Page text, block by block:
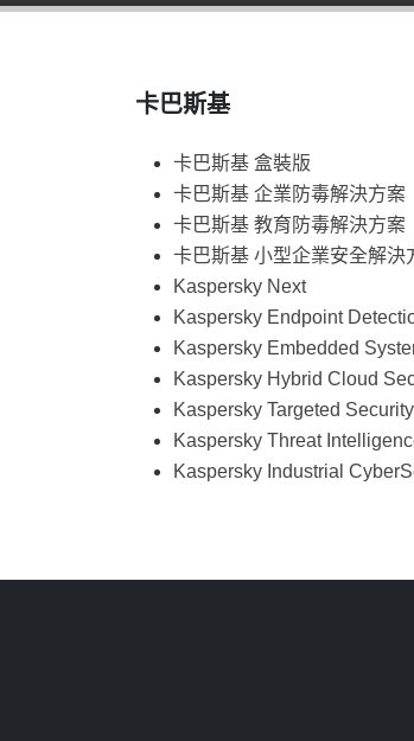
卡巴斯基
卡巴斯基 盒裝版
卡巴斯基 企業防毒解決方案
卡巴斯基 教育防毒解決方案
卡巴斯基 小型企業安全解決
Kaspersky Next
Kaspersky Endpoint
Kaspersky Embedded
Kaspersky Hybrid Cloud
Kaspersky Targeted Security
Kaspersky Threat
Kaspersky Industrial